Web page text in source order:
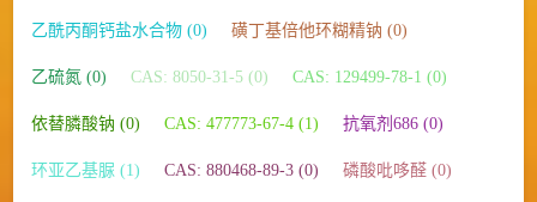
乙酰丙酮钙盐水合物 (0) 磺丁基倍他环糊精钠 (0)
乙硫氮 (0) CAS: 8050-31-5 (0) CAS: 129499-78-1 (0)
依替膦酸钠 (0) CAS: 477773-67-4 (1) 抗氧剂686 (0)
环亚乙基脲 (1) CAS: 880468-89-3 (0) 磷酸吡哆醛 (0)